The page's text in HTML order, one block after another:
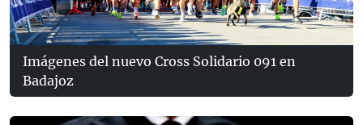
Imágenes del nuevo Cross Solidario 091 en
Badajoz